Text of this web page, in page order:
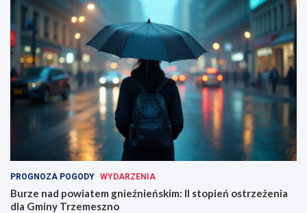
PROGNOZA POGODY WYDARZENIA
Burze nad powiatem gnieźnieńskim: II stopień ostrzeżenia
dla Gminy Trzemeszno